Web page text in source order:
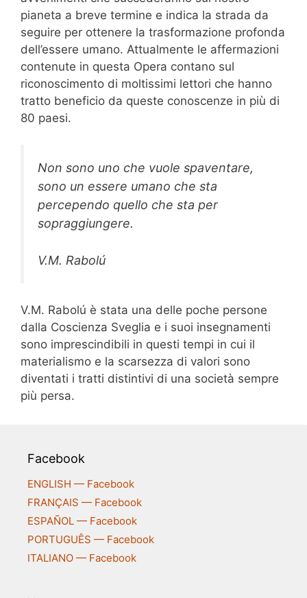
pianeta a breve termine e indica la strada da
seguire per ottenere la trasformazione profonda
dell’essere umano. Attualmente le affermazioni
contenute in questa Opera contano sul
riconoscimento di moltissimi lettori che hanno
tratto beneficio da queste conoscenze in più di
80 paesi.
Non sono uno che vuole spaventare,
sono un essere umano che sta
percependo quello che sta per
sopraggiungere.
V.M. Rabolú
V.M. Rabolú è stata una delle poche persone
dalla Coscienza Sveglia e i suoi insegnamenti
sono imprescindibili in questi tempi in cui il
materialismo e la scarsezza di valori sono
diventati i tratti distintivi di una società sempre
più persa.
Facebook
ENGLISH — Facebook
FRANÇAIS — Facebook
ESPAÑOL — Facebook
PORTUGUÊS — Facebook
ITALIANO — Facebook